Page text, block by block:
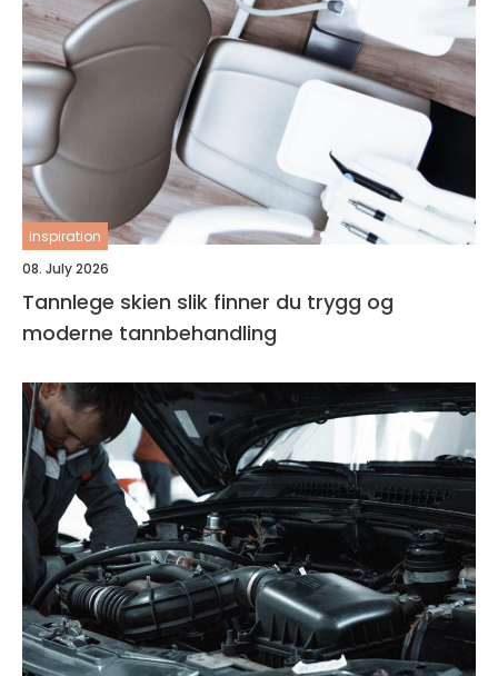
inspiration
08. July 2026
Tannlege skien slik finner du trygg og
moderne tannbehandling